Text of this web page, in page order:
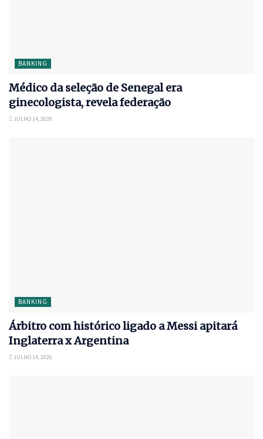
BANKING
Médico da seleção de Senegal era
ginecologista, revela federação
JULHO 14, 2026
BANKING
Árbitro com histórico ligado a Messi apitará
Inglaterra x Argentina
JULHO 14, 2026